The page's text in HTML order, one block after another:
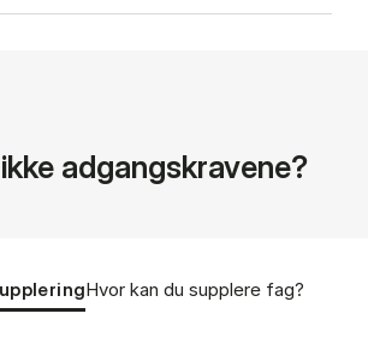
ad­gangs­kra­ve­ne?
Show panel
Hvor kan du sup­ple­re fag?